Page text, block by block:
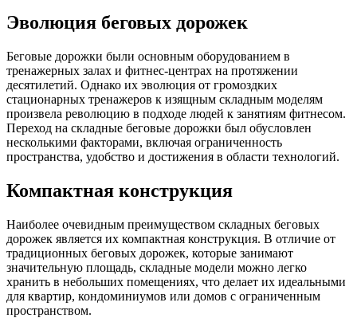
Эволюция беговых дорожек
Беговые дорожки были основным оборудованием в
тренажерных залах и фитнес-центрах на протяжении
десятилетий. Однако их эволюция от громоздких
стационарных тренажеров к изящным складным моделям
произвела революцию в подходе людей к занятиям фитнесом.
Переход на складные беговые дорожки был обусловлен
несколькими факторами, включая ограниченность
пространства, удобство и достижения в области технологий.
Компактная конструкция
Наиболее очевидным преимуществом складных беговых
дорожек является их компактная конструкция. В отличие от
традиционных беговых дорожек, которые занимают
значительную площадь, складные модели можно легко
хранить в небольших помещениях, что делает их идеальными
для квартир, кондоминиумов или домов с ограниченным
пространством.